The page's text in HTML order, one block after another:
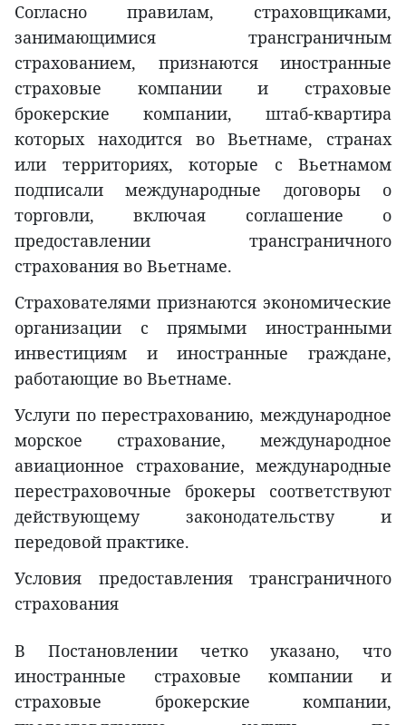
Согласно правилам, страховщиками,
занимающимися трансграничным
страхованием, признаются иностранные
страховые компании и страховые
брокерские компании, штаб-квартира
которых находится во Вьетнаме, странах
или территориях, которые с Вьетнамом
подписали международные договоры о
торговли, включая соглашение о
предоставлении трансграничного
страхования во Вьетнаме.
Страхователями признаются экономические
организации с прямыми иностранными
инвестициям и иностранные граждане,
работающие во Вьетнаме.
Услуги по перестрахованию, международное
морское страхование, международное
авиационное страхование, международные
перестраховочные брокеры соответствуют
действующему законодательству и
передовой практике.
Условия предоставления трансграничного
страхования
В Постановлении четко указано, что
иностранные страховые компании и
страховые брокерские компании,